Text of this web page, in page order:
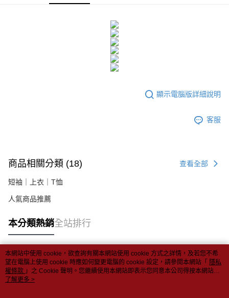
【「AFTEE先享後付」結帳流程】
結帳頁面，進行簡訊認證並確認金額後，即可完成結帳。
２．訂單成立數日內，您將收到繳費通知簡訊。
３．收到繳費通知簡訊後14天內，點擊此簡訊中的連結，可透過四大超商／
ATM／網路銀行／等多元方式進行付款，方視為交易完成。
※ 請注意：結帳手續完成當下不需立刻繳費，但若您需要取消訂單，請聯絡
購買商品的店家。未經商家同意取消之訂單仍視為有效，需透過AFTEE先享
※ 交易是否成功請以「AFTEE先享後付 」之結帳頁面顯示為準，若有關於
是否繳費成功／繳費後需取消欲退款等相關疑問，請聯繫「AFTEE先享後付
２．關於個人資料處理事宜，請瀏覽以下網址：
３．未成年的使用者請事先徵得法定代理人或監護人之同意方可使用
任。
時審查核予不同之上限額度；若仍有額度不足之情形，本公司將視審查結果
請求用戶進行身份認證。
５．嚴禁一人註冊多個帳號或使用他人資訊註冊。若發現惡意使用之情形，
恩沛科技股份有限公司將有權停止該用戶之使用額度並採取法律行動。
每筆NT$80，滿NT$699(含以上)免運費
每筆NT$80，滿NT$699(含以上)免運費
每筆NT$80，滿NT$699(含以上)免運費
每筆NT$100，滿NT$3,000(含以上)免運費
顯示電腦版詳細說明
客服
商品相關分類 (18) 查看全部
短袖｜上衣｜T恤
人氣商品推薦
本分類熱銷全站排行
熱門標籤
本網站中使用 cookie，欲查詢有關本網站使用 cookie 方式之詳情，及若您不希
望在電腦上使用 cookie 時應如何變更電腦的 cookie 設定，請參閱本網站「 隱私
權條款 」之 Cookie 聲明。您繼續使用本網站即表示您同意本公司得按本網站使
用條款之 Cookie 聲明使用 cookie。
了解更多 >